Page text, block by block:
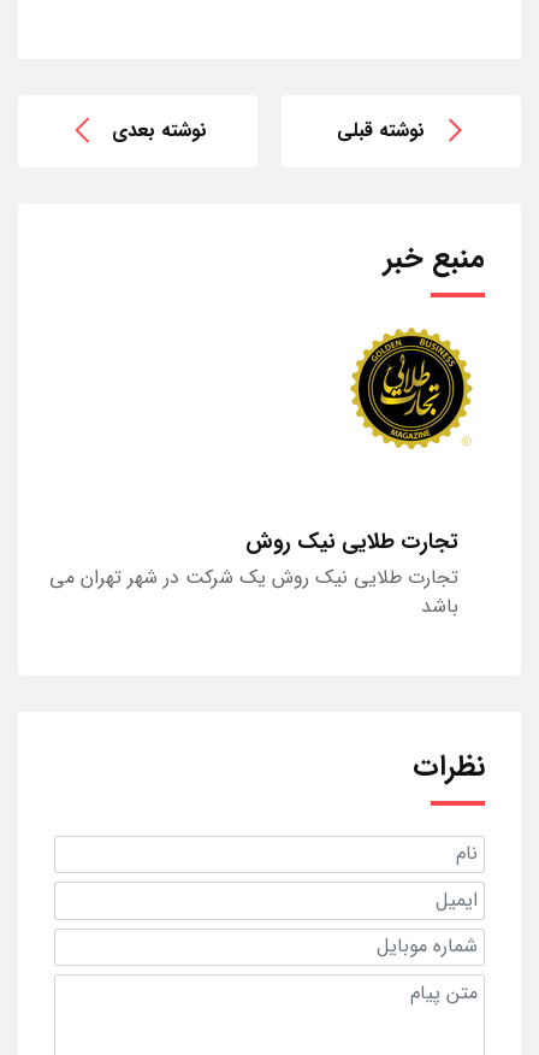
نوشته قبلی نوشته بعدی
منبع خبر
تجارت طلایی نیک روش
تجارت طلایی نیک روش یک شرکت در شهر تهران می
باشد
نظرات